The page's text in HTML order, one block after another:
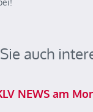
auch
NEWS am